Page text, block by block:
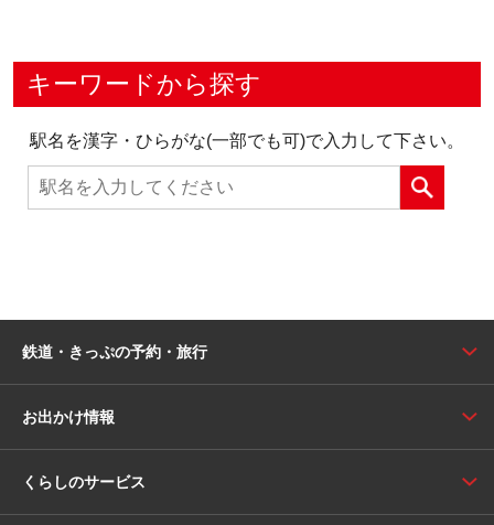
キーワードから探す
駅名を漢字・ひらがな(一部でも可)で入力して下さい。
鉄道・きっぷの予約・旅行
お出かけ情報
くらしのサービス